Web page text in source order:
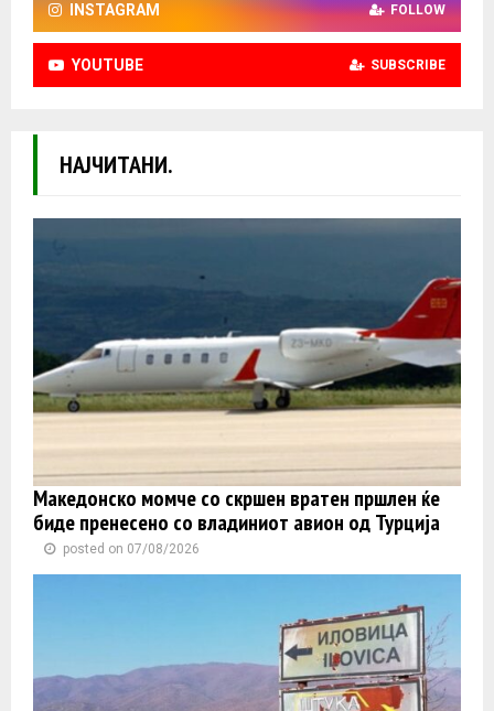
INSTAGRAM FOLLOW
YOUTUBE SUBSCRIBE
НАЈЧИТАНИ.
Македонско момче со скршен вратен пршлен ќе
биде пренесено со владиниот авион од Турција
posted on 07/08/2026